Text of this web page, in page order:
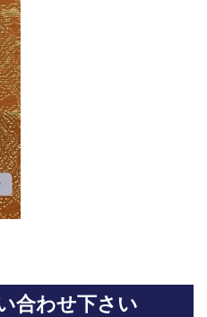
合わせ下さい